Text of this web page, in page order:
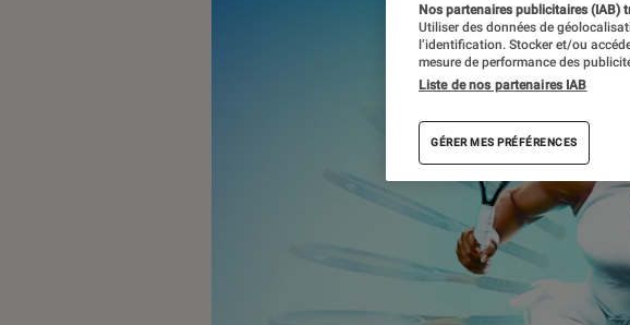
Nos partenaires publicitaires (IAB)
Utiliser des données de
l’identification. Stocker et/ou
mesure de performance des
Liste de nos partenaires IAB
GÉRER MES PRÉFÉRENCES